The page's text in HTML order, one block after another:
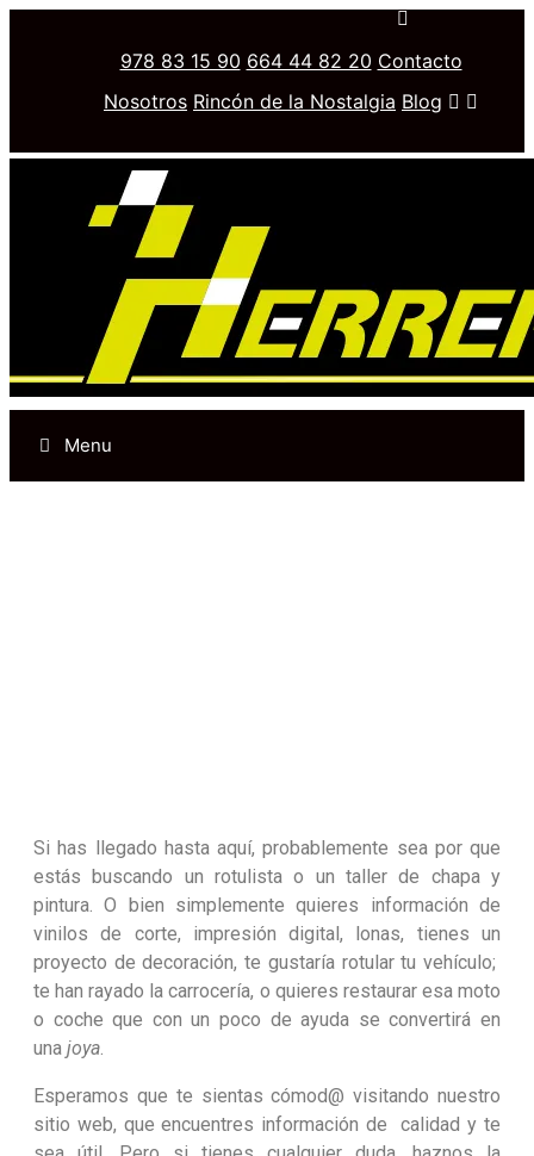
978 83 15 90 664 44 82 20 Contacto
Nosotros Rincón de la Nostalgia Blog
Menu
Si has llegado hasta aquí, probablemente sea por que
estás buscando un rotulista o un taller de chapa y
pintura. O bien simplemente quieres información de
vinilos de corte, impresión digital, lonas, tienes un
proyecto de decoración, te gustaría rotular tu vehículo;
te han rayado la carrocería, o quieres restaurar esa moto
o coche que con un poco de ayuda se convertirá en
una joya.
Esperamos que te sientas cómod@ visitando nuestro
sitio web, que encuentres información de calidad y te